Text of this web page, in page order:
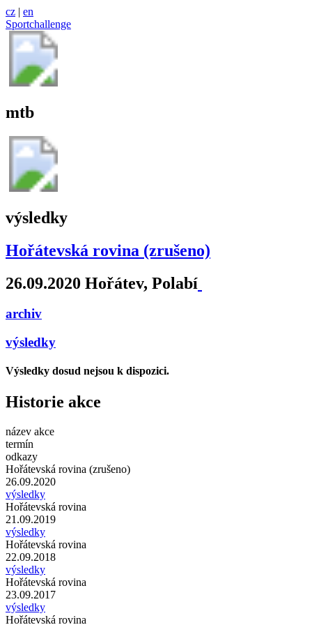
cz | en
Sportchallenge
mtb
výsledky
Hořátevská rovina (zrušeno)
26.09.2020 Hořátev, Polabí
archiv
výsledky
Výsledky dosud nejsou k dispozici.
Historie akce
název akce
termín
odkazy
Hořátevská rovina (zrušeno)
26.09.2020
výsledky
Hořátevská rovina
21.09.2019
výsledky
Hořátevská rovina
22.09.2018
výsledky
Hořátevská rovina
23.09.2017
výsledky
Hořátevská rovina